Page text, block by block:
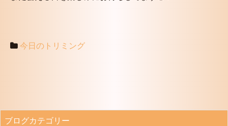
今日のトリミング
ブログカテゴリー